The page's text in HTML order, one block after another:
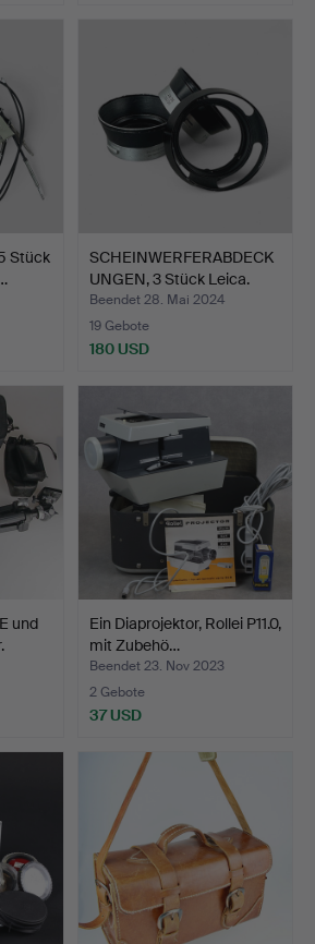
Stück
SCHEINWERFERABDECK
UNGEN, 3 Stück Leica.
Beendet 28. Mai 2024
19 Gebote
180 USD
und
Ein Diaprojektor, Rollei P11.0,
mit Zubehö…
Beendet 23. Nov 2023
2 Gebote
37 USD